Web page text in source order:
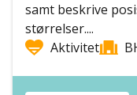
samt beskrive
størrelser....
Aktivitet